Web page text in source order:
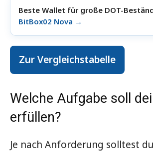
Beste Wallet für große DOT-
BitBox02 Nova →
Zur Vergleichstabelle
Welche Aufgabe soll
erfüllen?
Je nach Anforderung solltest